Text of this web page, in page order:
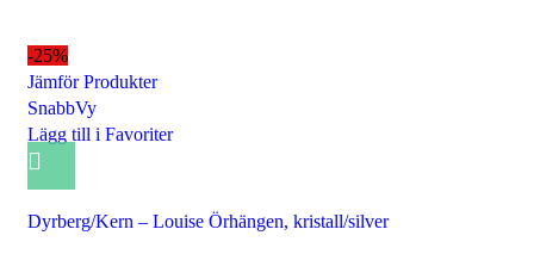
-25%
Jämför Produkter
SnabbVy
Lägg till i Favoriter
Dyrberg/Kern – Louise Örhängen, kristall/silver